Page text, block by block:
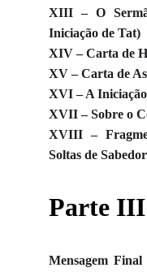
XIII – O
Iniciação de Tat)
XIV – Carta de
XV – Carta de
XVI – A
XVII – Sobre o
XVIII –
Soltas de
Parte III
Mensagem